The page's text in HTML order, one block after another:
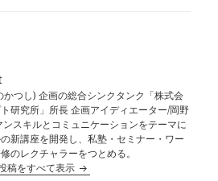
かつし) 企画の総合シンクタンク「株式会
研究所」所長 企画アイディエーター/岡野
スキルとコミュニケーションをテーマに
新講座を開発し、私塾・セミナー・ワー
のレクチャラーをつとめる。
稿をすべて表示